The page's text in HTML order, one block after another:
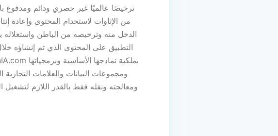
من الإتاوات لاستخدام المحتوى وإعادة
الدخل منه وترخيصه من الباطن
التطبيق على المحتوى الذي تم إنشاؤه خلال
ومجموعات البيانات والعلامات
ومعالجته ونقله فقط بالقدر اللازم